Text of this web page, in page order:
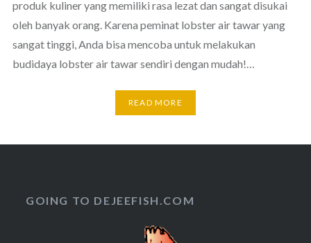
produk kuliner yang memiliki rasa lezat dan sangat disukai
oleh banyak orang. Karena peminat lobster air tawar yang
sangat tinggi, Anda bisa mencoba untuk melakukan
budidaya lobster air tawar sendiri dengan mudah!…
READ MORE
GOING TO DEJEEFISH.COM